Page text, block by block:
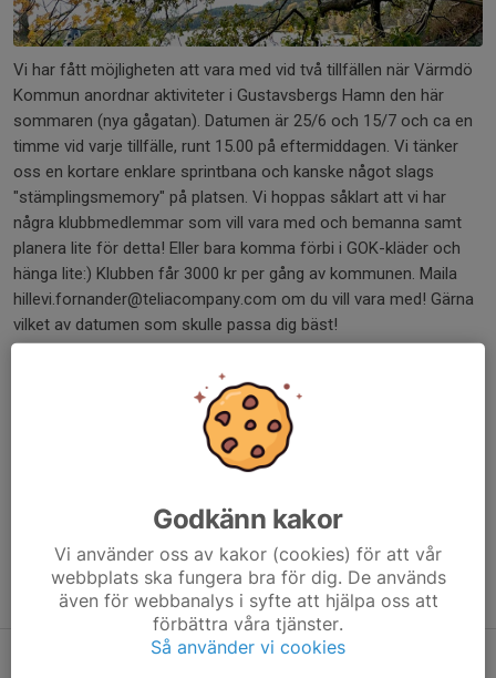
Vi har fått möjligheten att vara med vid två tillfällen när Värmdö
Kommun anordnar aktiviteter i Gustavsbergs Hamn den här
sommaren (nya gågatan). Datumen är 25/6 och 15/7 och ca en
timme vid varje tillfälle, runt 15.00 på eftermiddagen. Vi tänker
oss en kortare enklare sprintbana och kanske något slags
"stämplingsmemory" på platsen. Vi hoppas såklart att vi har
några klubbmedlemmar som vill vara med och bemanna samt
planera lite för detta! Eller bara komma förbi i GOK-kläder och
hänga lite:) Klubben får 3000 kr per gång av kommunen. Maila
hillevi.fornander@teliacompany.com om du vill vara med! Gärna
vilket av datumen som skulle passa dig bäst!
Tidigare nyheter
Provlöpning av O-ringen 2027
Godkänn kakor
Vi använder oss av kakor (cookies) för att vår
webbplats ska fungera bra för dig. De används
även för webbanalys i syfte att hjälpa oss att
förbättra våra tjänster.
Så använder vi cookies